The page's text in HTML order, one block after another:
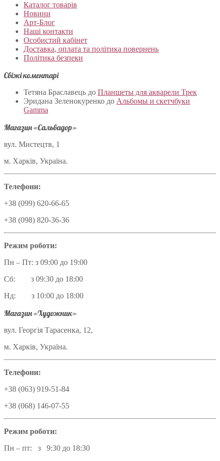
Каталог товарів
Новини
Арт-Блог
Наші контакти
Особистий кабінет
Доставка, оплата та політика повернень
Політика безпеки
Свіжі коментарі
Тетяна Браславець до Планшеты для акварели Трек
Эридана Зеленокуренко до Альбомы и скетчбуки
Gamma
Магазин «Сальвадор»
вул. Мистецтв, 1
м. Харків, Україна.
Телефони:
+38 (099) 620-66-65
+38 (098) 820-36-36
Режим роботи:
Пн – Пт: з 09:00 до 19:00
Сб: з 09:30 до 18:00
Нд: з 10:00 до 18:00
Магазин «Художник»
вул. Георгія Тарасенка, 12,
м. Харків, Україна.
Телефони:
+38 (063) 919-51-84
+38 (068) 146-07-55
Режим роботи:
Пн – пт: з 9:30 до 18:30